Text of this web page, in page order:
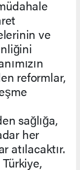
ve
reformlar,
sağlığa,
her
atılacaktır.